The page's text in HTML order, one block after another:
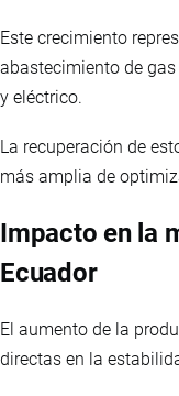
Este crecimiento
abastecimiento de
y eléctrico.
La recuperación de
más amplia de
Impacto en la
Ecuador
El aumento de la
directas en la